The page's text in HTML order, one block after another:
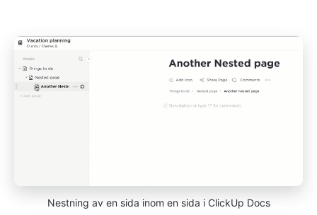
Nestning av en sida inom en sida i ClickUp Docs